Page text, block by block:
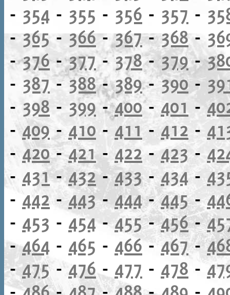
- 354 - 355 - 356 - 357 -
-365-366-367-368-
-376-377-378-379-
- 387-388-389-390-
- 398 - 399-400- 401 -
-409 -410 - 411 - 412 -
- 420-421-422 - 423 -
- 431-432-433- 434-
- 442 -443- 444-445-
- 453 - 454-455-456-
-464 - 465 - 466- 467-
-475-476- 477 - 478 -